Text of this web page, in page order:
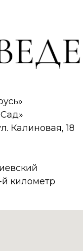
Калиновая, 18
й километр